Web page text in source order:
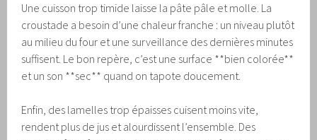
Une cuisson trop timide laisse la pâte pâle et molle. La
croustade a besoin d’une chaleur franche : un niveau plutôt
au milieu du four et une surveillance des dernières minutes
suffisent. Le bon repère, c’est une surface **bien colorée**
et un son **sec** quand on tapote doucement.
Enfin, des lamelles trop épaisses cuisent moins vite,
rendent plus de jus et alourdissent l’ensemble. Des